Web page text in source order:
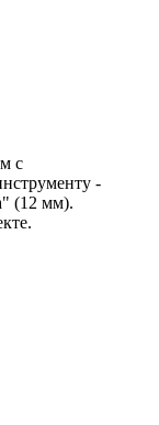
с
-
(12 мм).